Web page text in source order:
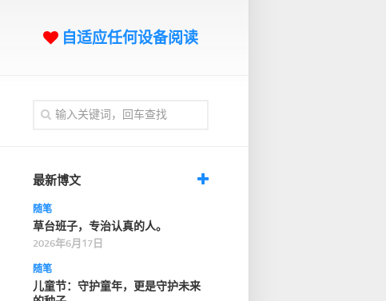
自适应任何设备阅读
最新博文
随笔
草台班子，专治认真的人。
2026年6月17日
随笔
儿童节：守护童年，更是守护未来